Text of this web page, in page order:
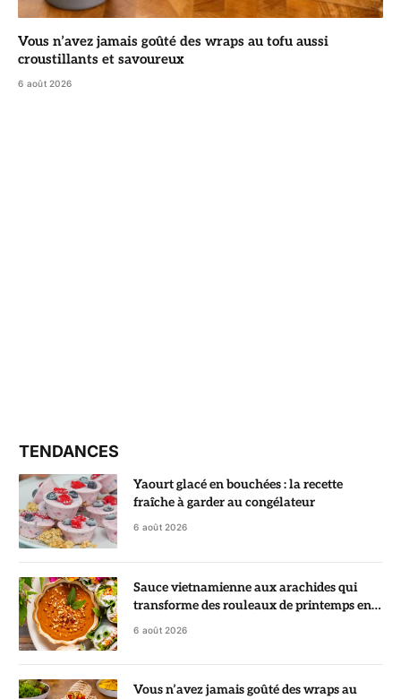
Vous n’avez jamais goûté des wraps au tofu aussi
croustillants et savoureux
6 août 2026
TENDANCES
Yaourt glacé en bouchées : la recette
fraîche à garder au congélateur
6 août 2026
Sauce vietnamienne aux arachides qui
transforme des rouleaux de printemps en
vrai régal
6 août 2026
Vous n’avez jamais goûté des wraps au